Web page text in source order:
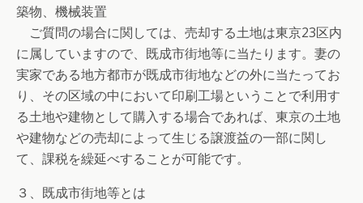
築物、機械装置
ご質問の場合に関しては、売却する土地は東京23区内
に属していますので、既成市街地等に当たります。妻の
実家である地方都市が既成市街地などの外に当たってお
り、その区域の中において印刷工場ということで利用す
る土地や建物として購入する場合であれば、東京の土地
や建物などの売却によって生じる譲渡益の一部に関し
て、課税を繰延べすることが可能です。
３、既成市街地等とは